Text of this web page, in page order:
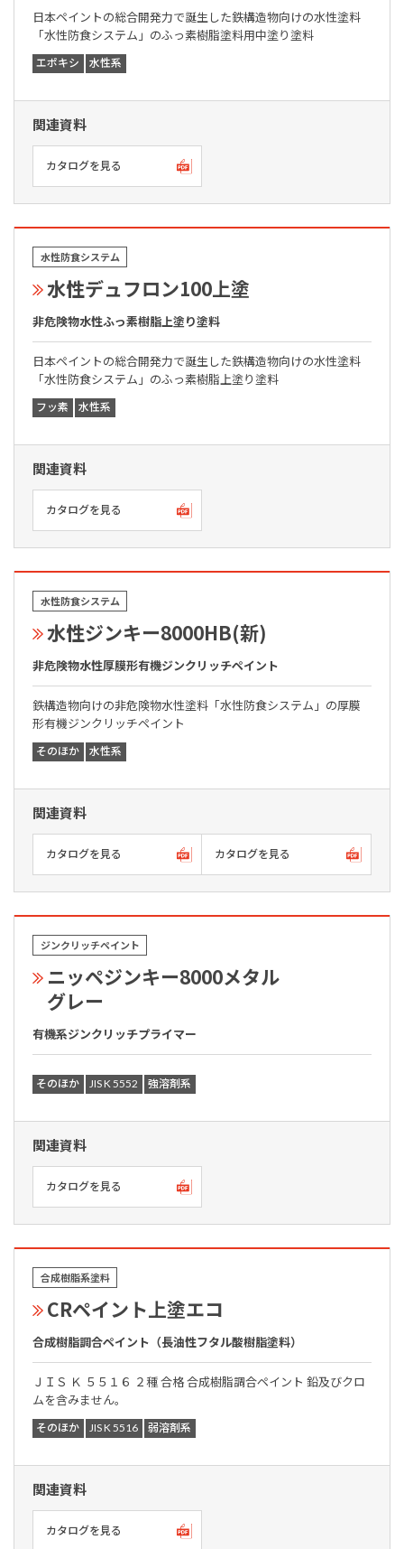
日本ペイントの総合開発力で誕生した鉄構造物向けの水性塗料
「水性防食システム」のふっ素樹脂塗料用中塗り塗料
エポキシ 水性系
関連資料
カタログを見る
水性防食システム
水性デュフロン100上塗
非危険物水性ふっ素樹脂上塗り塗料
日本ペイントの総合開発力で誕生した鉄構造物向けの水性塗料
「水性防食システム」のふっ素樹脂上塗り塗料
フッ素 水性系
関連資料
カタログを見る
水性防食システム
水性ジンキー8000HB(新)
非危険物水性厚膜形有機ジンクリッチペイント
鉄構造物向けの非危険物水性塗料「水性防食システム」の厚膜
形有機ジンクリッチペイント
そのほか 水性系
関連資料
カタログを見る カタログを見る
ジンクリッチペイント
ニッペジンキー8000メタル
グレー
有機系ジンクリッチプライマー
そのほか JIS K 5552 強溶剤系
関連資料
カタログを見る
合成樹脂系塗料
CRペイント上塗エコ
合成樹脂調合ペイント（長油性フタル酸樹脂塗料）
ＪＩＳ Ｋ ５５１６ ２種 合格 合成樹脂調合ペイント 鉛及びクロ
ムを含みません。
そのほか JIS K 5516 弱溶剤系
関連資料
カタログを見る